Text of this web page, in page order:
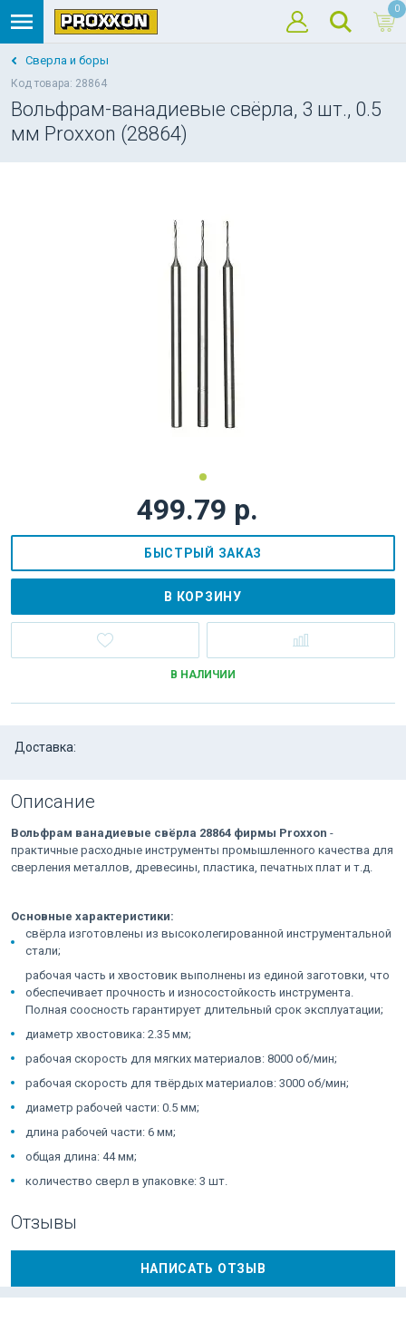
0
Сверла и боры
Код товара: 28864
Вольфрам-ванадиевые свёрла, 3 шт., 0.5
мм Proxxon (28864)
499.79 р.
БЫСТРЫЙ ЗАКАЗ
В КОРЗИНУ
В НАЛИЧИИ
Доставка:
Описание
Вольфрам ванадиевые свёрла 28864 фирмы Proxxon -
практичные расходные инструменты промышленного качества для
сверления металлов, древесины, пластика, печатных плат и т.д.
Основные характеристики:
свёрла изготовлены из высоколегированной инструментальной
стали;
рабочая часть и хвостовик выполнены из единой заготовки, что
обеспечивает прочность и износостойкость инструмента.
Полная соосность гарантирует длительный срок эксплуатации;
диаметр хвостовика: 2.35 мм;
рабочая скорость для мягких материалов: 8000 об/мин;
рабочая скорость для твёрдых материалов: 3000 об/мин;
диаметр рабочей части: 0.5 мм;
длина рабочей части: 6 мм;
общая длина: 44 мм;
количество сверл в упаковке: 3 шт.
Отзывы
НАПИСАТЬ ОТЗЫВ